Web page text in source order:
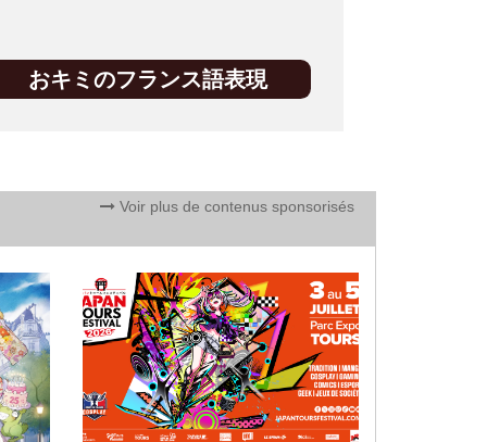
おキミのフランス語表現
Voir plus de contenus sponsorisés